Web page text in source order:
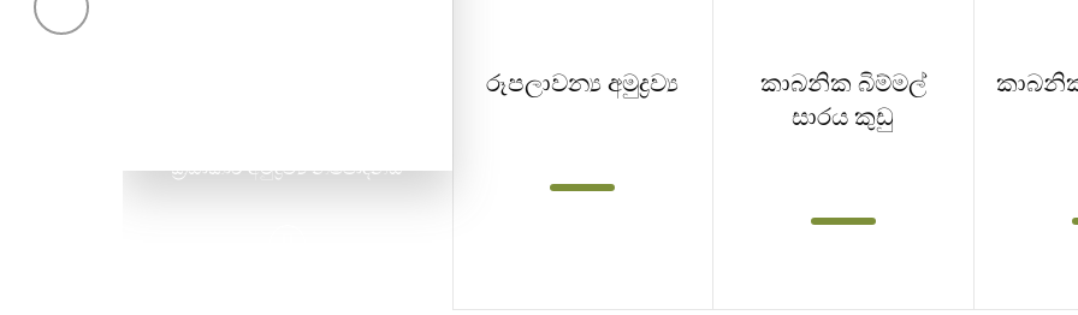
ක්‍රියාකාරී අමුද්‍රව්‍ය නිෂ්පාදනය
රූපලාවන්‍ය අමුද්‍රව්‍ය
කාබනික බිම්මල්
සාරය කුඩු